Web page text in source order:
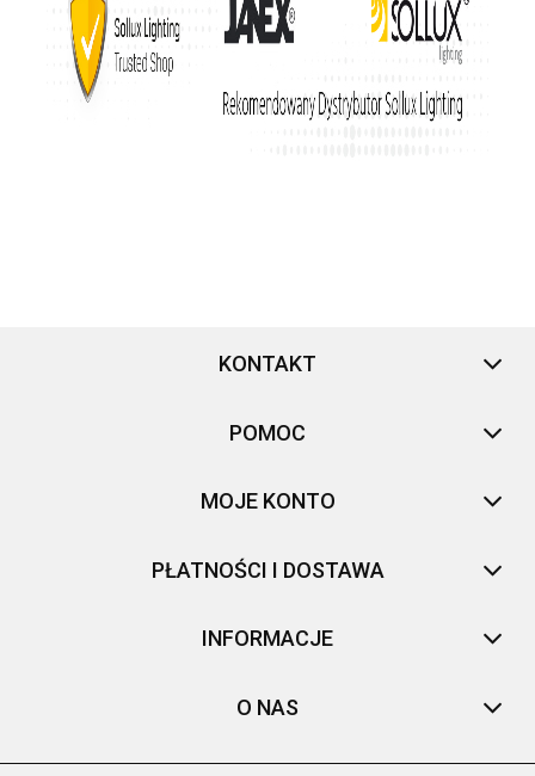
KONTAKT
POMOC
MOJE KONTO
PŁATNOŚCI I DOSTAWA
INFORMACJE
O NAS